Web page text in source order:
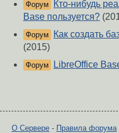
Форум
Кто-нибудь
Base пользуется?
Форум
Как создать
(2015)
Форум LibreOffice
О Сервере - Правила форума